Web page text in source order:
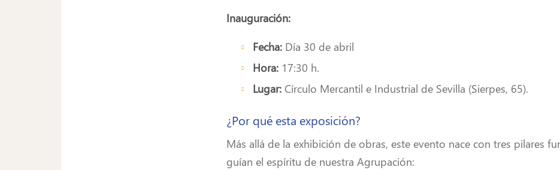
Inauguración:
Fecha:Día 30 de abril
Hora:17:30 h.
Lugar: Círculo Mercantil e Industrial de Sevilla (Sierpes, 65).
¿Por qué esta exposición?
Más allá de la exhibición de obras, este evento nace con tres pilares
guían el espíritu de nuestra Agrupación: